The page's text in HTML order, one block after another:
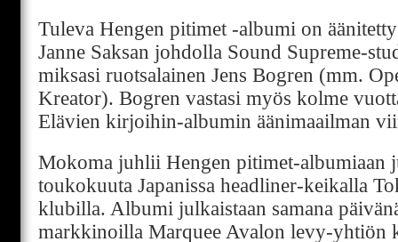
Tuleva Hengen pitimet -albumi on
Janne Saksan johdolla Sound Supreme-
miksasi ruotsalainen Jens Bogren (mm.
Kreator). Bogren vastasi myös kolme
Elävien kirjoihin-albumin äänimaailman
Mokoma juhlii Hengen pitimet-albumiaan
toukokuuta Japanissa headliner-keikalla
klubilla. Albumi julkaistaan samana
markkinoilla Marquee Avalon levy-yhtiön